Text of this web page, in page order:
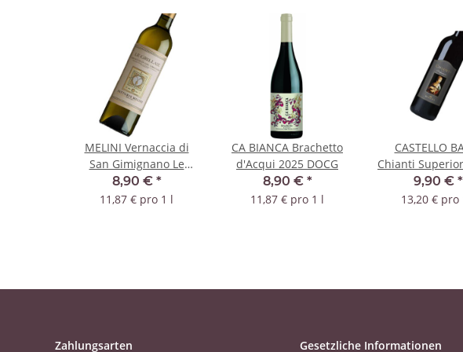
MELINI Vernaccia di
San Gimignano Le
Grillaie 2024 DOCG
8,90 € *
11,87 € pro 1 l
CA BIANCA Brachetto
d'Acqui 2025 DOCG
8,90 € *
11,87 € pro 1 l
CASTELLO
Chianti
DOCG
9,90 € *
13,20 € pro
Zahlungsarten Gesetzliche Informationen